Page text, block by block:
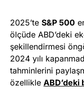
2025’te S&P 500
ölçüde ABD’deki
şekillendirmesi
2024 yılı
tahminlerini
özellikle